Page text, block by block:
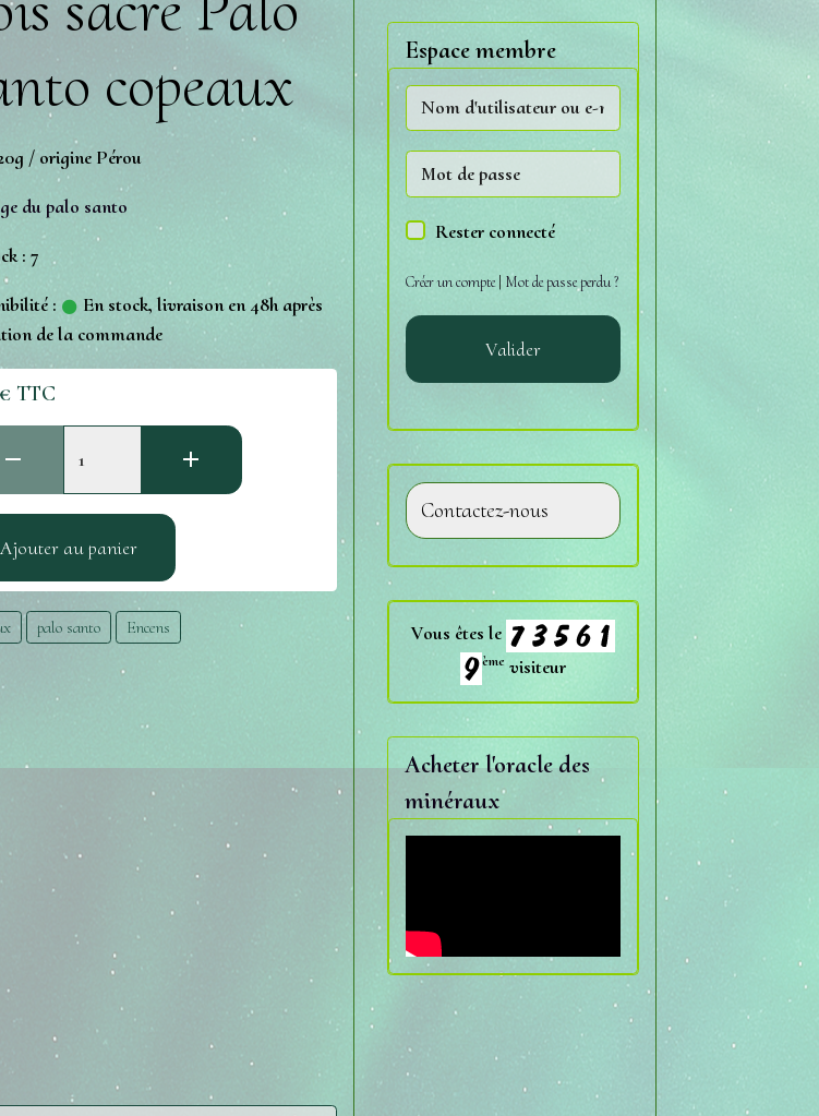
copeaux
/ origine Pérou
du palo santo
: 7
:
En stock, livraison en 48h après
de la commande
TTC
Ajouter au panier
palo santo Encens
Espace membre
Rester connecté
Créer un compte| Mot de passe perdu ?
Valider
Contactez-nous
Vous êtes le
ème visiteur
Acheter l'oracle des
minéraux